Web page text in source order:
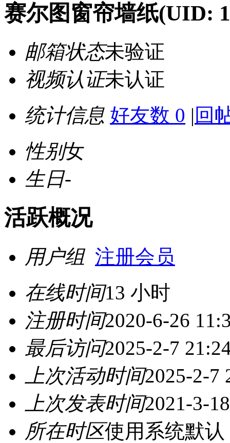
赛尔图窗帘墙纸(UID:
邮箱状态未验证
视频认证未认证
统计信息 好友数 0 | 回
性别女
生日-
活跃概况
用户组 注册会员
在线时间13 小时
注册时间2020-6-26
最后访问2025-2-7
上次活动时间2025-2-7
上次发表时间2021-3-
所在时区使用系统默认